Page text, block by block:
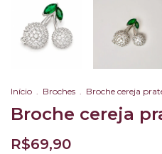
Início . Broches . Broche cereja
Broche cereja
R$69,90